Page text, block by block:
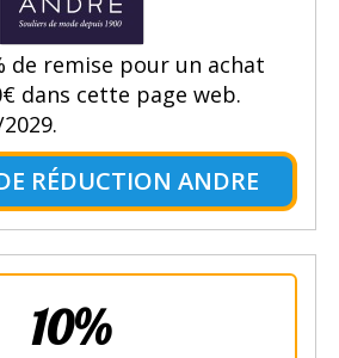
de remise pour un achat
dans cette page web.
RÉDUCTION ANDRE
10%